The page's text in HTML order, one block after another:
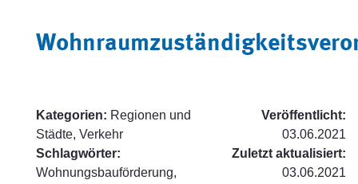
Kategorien: Regionen und
Städte, Verkehr
Schlagwörter:
Wohnungsbauförderung,
Veröffentlicht:
03.06.2021
Zuletzt aktualisiert:
03.06.2021